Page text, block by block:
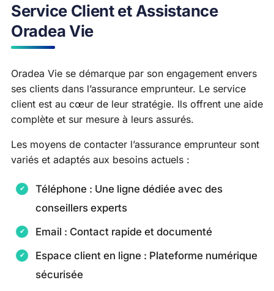
Service Client et Assistance
Oradea Vie
Oradea Vie se démarque par son engagement envers
ses clients dans l’assurance emprunteur. Le service
client est au cœur de leur stratégie. Ils offrent une aide
complète et sur mesure à leurs assurés.
Les moyens de contacter l’assurance emprunteur sont
variés et adaptés aux besoins actuels :
Téléphone : Une ligne dédiée avec des
conseillers experts
Email : Contact rapide et documenté
Espace client en ligne : Plateforme numérique
sécurisée